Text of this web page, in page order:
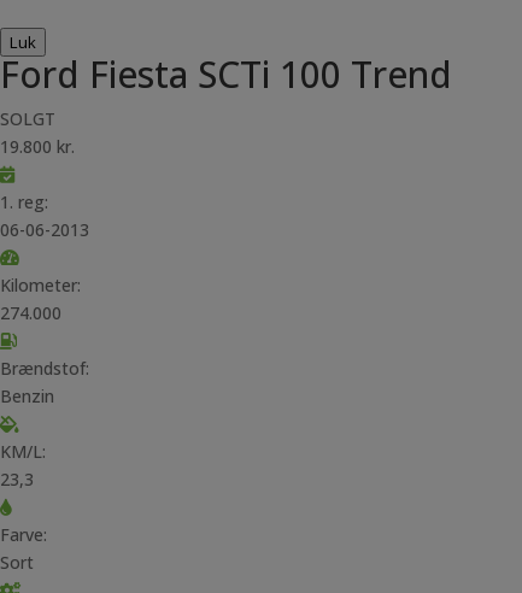
Luk
Ford Fiesta SCTi 100 Trend
SOLGT
19.800 kr.
1. reg:
06-06-2013
Kilometer:
274.000
Brændstof:
Benzin
KM/L:
23,3
Farve:
Sort